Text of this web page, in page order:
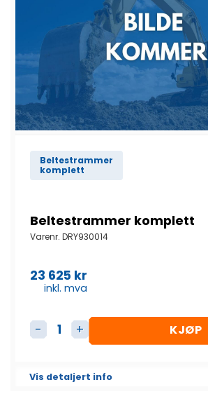
Beltestrammer
komplett
Beltestrammer komplett
Varenr. DRY930014
23 625 kr
inkl. mva
Beltestrammer komplett antall
KJØP
Vis detaljert info